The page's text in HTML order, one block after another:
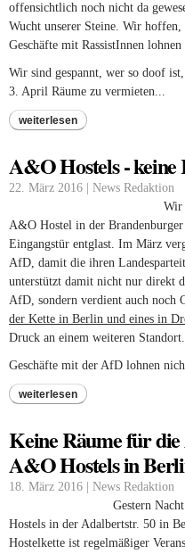
offensichtlich noch nicht da
Wucht unserer Steine. Wir hoffen,
Geschäfte mit RassistInnen
Wir sind gespannt, wer so doof
3. April Räume zu vermieten...
weiterlesen
A&O Hostels -
22. März 2016 | News Redaktion
Wir
A&O Hostel in der
Eingangstür entglast. Im März
AfD, damit die ihren
unterstützt damit nicht nur direkt
AfD, sondern verdient auch noch
der Kette in Berlin und eines in
Druck an einem weiteren Standort.
Geschäfte mit der AfD lohnen
weiterlesen
Keine Räume für
A&O Hostels in
18. März 2016 | News Redaktion
Gestern
Hostels in der Adalbertstr. 50 in
Hostelkette ist regelmäßiger